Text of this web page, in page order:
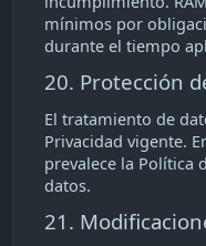
mínimos por
durante el tiempo
20. Protección
El tratamiento de
Privacidad vigente.
prevalece la Política
datos.
21.